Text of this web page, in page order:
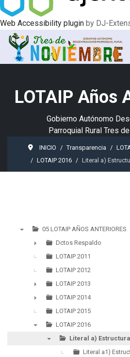
Web Accessibility plugin by DJ-
LOTAIP Años
Gobierno Autónomo
Parroquial Rural Tres
INICIO Transparencia
LOTAIP 2016
Literal a)
05 LOTAIP AÑOS ANTERIORES
►
Dctos Respaldo
LOTAIP 2011
LOTAIP 2012
►
LOTAIP 2013
►
LOTAIP 2014
LOTAIP 2015
LOTAIP 2016
Literal a)
Literal a1)